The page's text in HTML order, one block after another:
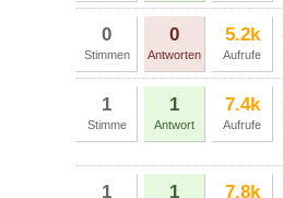
0
Stimmen
0
Antworten
5.2k
Aufrufe
1
Stimme
1
Antwort
7.4k
Aufrufe
1 1 7.8k